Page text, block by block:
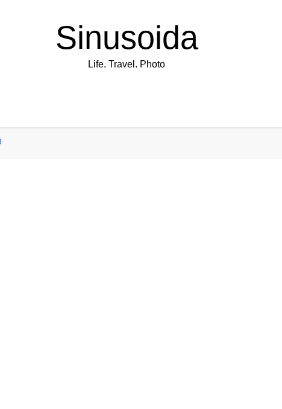
Sinusoida
Life. Travel. Photo